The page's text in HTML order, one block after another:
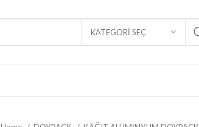
KATEGORI SEÇ